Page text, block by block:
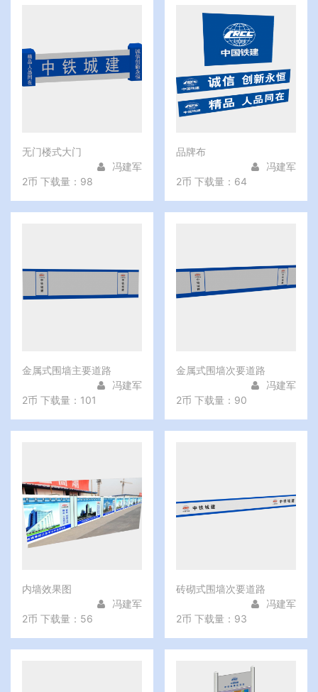
无门楼式大门
冯建军
2币 下载量：98
品牌布
冯建军
2币 下载量：64
金属式围墙主要道路
冯建军
2币 下载量：101
金属式围墙次要道路
冯建军
2币 下载量：90
内墙效果图
冯建军
2币 下载量：56
砖砌式围墙次要道路
冯建军
2币 下载量：93